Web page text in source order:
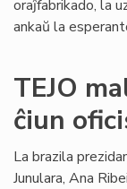
oraĵfabrikado, la
ankaŭ la
TEJO
ĉiun
La brazila
Junulara, Ana